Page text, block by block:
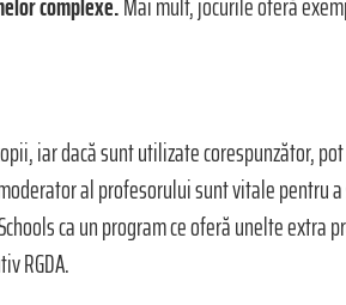
iar dacă sunt utilizate corespunzător,
al profesorului sunt vitale
ca un program ce oferă unelte
RGDA.